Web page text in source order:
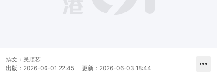
撰文： 吴顺芯
出版： 2026-06-01 22:45 更新： 2026-06-03 18:44